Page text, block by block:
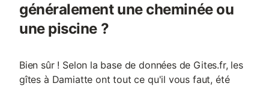
généralement une cheminée ou
une piscine ?
Bien sûr ! Selon la base de données de Gites.fr, les
gîtes à Damiatte ont tout ce qu'il vous faut, été